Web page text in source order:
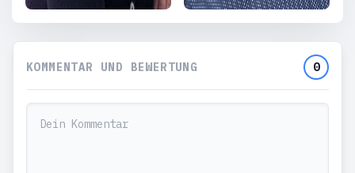
KOMMENTAR UND BEWERTUNG 0